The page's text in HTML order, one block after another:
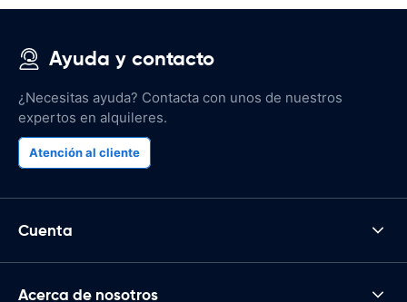
Ayuda y contacto
¿Necesitas ayuda? Contacta con unos de nuestros
expertos en alquileres.
Atención al cliente
Cuenta
Acerca de nosotros